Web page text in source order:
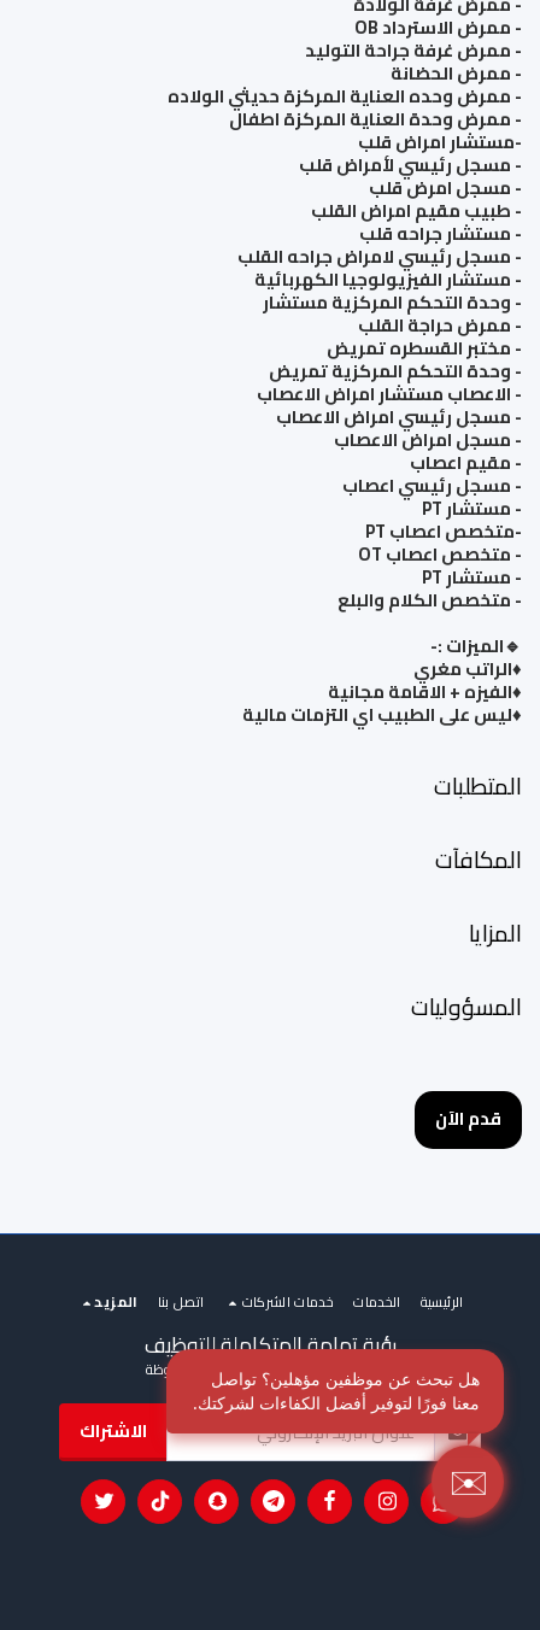
✉️
هل تبحث عن موظفين مؤهلين؟ تواصل
معنا فورًا لتوفير أفضل الكفاءات لشركتك.
- ممرض الاسترداد OB
- ممرض غرفة جراحة التوليد
- ممرض الحضانة
- ممرض وحده العناية المركزة حديثي الولاده
- ممرض وحدة العناية المركزة اطفال
-مستشار امراض قلب
- مسجل رئيسي لأمراض قلب
- مسجل امرض قلب
- طبيب مقيم امراض القلب
- مستشار جراحه قلب
- مسجل رئيسي لامراض جراحه القلب
- مستشار الفيزيولوجيا الكهربائية
- وحدة التحكم المركزية مستشار
- ممرض حراجة القلب
- مختبر القسطره تمريض
- وحدة التحكم المركزية تمريض
- الاعصاب مستشار امراض الاعصاب
- مسجل رئيسي امراض الاعصاب
- مسجل امراض الاعصاب
- مقيم اعصاب
- مسجل رئيسي اعصاب
- مستشار PT
-متخصص اعصاب PT
- متخصص اعصاب OT
- مستشار PT
- متخصص الكلام والبلع
🔹الميزات :-
♦️الراتب مغري
♦️الفيزه + الاقامة مجانية
♦️ليس على الطبيب اي التزمات مالية
المتطلبات
المكافآت
المزايا
المسؤوليات
قدم الآن
رؤية تهامة المتكاملة للتوظيف
حقوق النشر © 2026 جميع الحقوق محفوظة
الرئيسية الخدمات خدمات الشركات اتصل بنا المزيد
الاشتراك